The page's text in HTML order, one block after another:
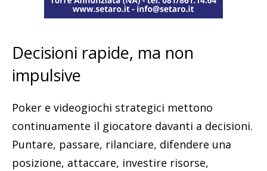
Decisioni rapide, ma non
impulsive
Poker e videogiochi strategici mettono
continuamente il giocatore davanti a decisioni.
Puntare, passare, rilanciare, difendere una
posizione, attaccare, investire risorse,